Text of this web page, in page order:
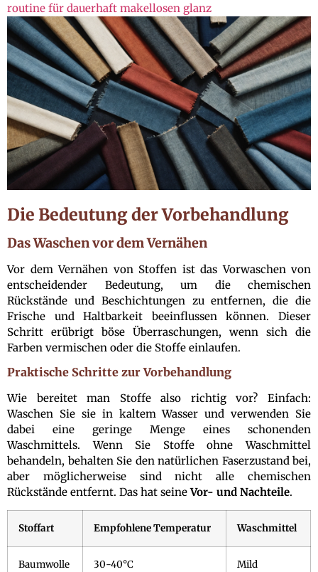
routine für dauerhaft makellosen glanz
Die Bedeutung der Vorbehandlung
Das Waschen vor dem Vernähen
Vor dem Vernähen von Stoffen ist das Vorwaschen von
entscheidender Bedeutung, um die chemischen
Rückstände und Beschichtungen zu entfernen, die die
Frische und Haltbarkeit beeinflussen können. Dieser
Schritt erübrigt böse Überraschungen, wenn sich die
Farben vermischen oder die Stoffe einlaufen.
Praktische Schritte zur Vorbehandlung
Wie bereitet man Stoffe also richtig vor? Einfach:
Waschen Sie sie in kaltem Wasser und verwenden Sie
dabei eine geringe Menge eines schonenden
Waschmittels. Wenn Sie Stoffe ohne Waschmittel
behandeln, behalten Sie den natürlichen Faserzustand bei,
aber möglicherweise sind nicht alle chemischen
Rückstände entfernt. Das hat seineVor- und Nachteile.
Stoffart Empfohlene Temperatur Waschmittel
Baumwolle 30-40°C Mild